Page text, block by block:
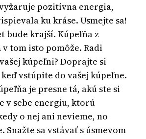
pozitívna energia,
ku kráse. Usmejte sa!
bude krajší. Kúpeľňa z
tom isto pomôže. Radi
kúpeľni? Doprajte si
vstúpite do vašej kúpeľne.
je presne tá, akú ste si
v sebe energiu, ktorú
o nej ani nevieme, no
Snažte sa vstávať s úsmevom